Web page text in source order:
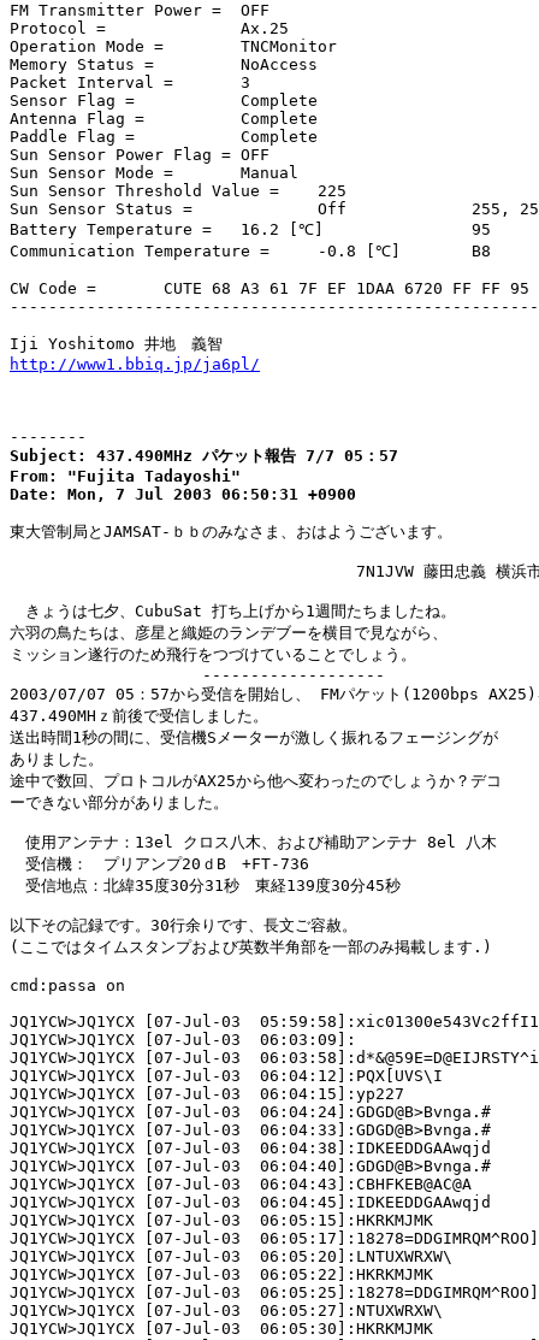
FM Transmitter Power =	OFF
Protocol =		Ax.25
Operation Mode =	TNCMonitor
Memory Status =		NoAccess
Packet Interval =	3
Sensor Flag =		Complete
Antenna Flag =		Complete
Paddle Flag =		Complete
Sun Sensor Power Flag =	OFF
Sun Sensor Mode =	Manual
Sun Sensor Threshold Value =	225
Sun Sensor Status =		Off		255, 255
Battery Temperature =	16.2 [℃]		95
Communication Temperature =	-0.8 [℃]	B8
CW Code = 	CUTE 68 A3 61 7F EF 1DAA 6720 FF FF 95 B8
http://www1.bbiq.jp/ja6pl/
--------
Subject: 437.490MHz パケット報告 7/7 05：57
From: "Fujita Tadayoshi"
Date: Mon, 7 Jul 2003 06:50:31 +0900
東大管制局とJAMSAT-ｂｂのみなさま、おはようございます。
7N1JVW 藤田忠義 横浜
きょうは七夕、CubuSat 打ち上げから1週間たちましたね。
六羽の鳥たちは、彦星と織姫のランデブーを横目で見ながら、
ミッション遂行のため飛行をつづけていることでしょう。
                    -------------------
2003/07/07 05：57から受信を開始し、 FMパケット(1200bps AX25)
437.490MHｚ前後で受信しました。
送出時間1秒の間に、受信機Sメーターが激しく振れるフェージングが
ありました。
途中で数回、プロトコルがAX25から他へ変わったのでしょうか？デコ
ーできない部分がありました。
使用アンテナ：13el クロス八木、および補助アンテナ 8el 八木
受信機：　プリアンプ20ｄB　+FT-736
受信地点：北緯35度30分31秒　東経139度30分45秒
以下その記録です。30行余りです、長文ご容赦。
(ここではタイムスタンプおよび英数半角部を一部のみ掲載します.)
cmd:passa on
JQ1YCW>JQ1YCX [07-Jul-03  05:59:58]:xic01300e543Vc2ffI1
JQ1YCW>JQ1YCX [07-Jul-03  06:03:09]:
JQ1YCW>JQ1YCX [07-Jul-03  06:03:58]:d*&@59E=D@EIJRSTY^i
JQ1YCW>JQ1YCX [07-Jul-03  06:04:12]:PQX[UVS\I
JQ1YCW>JQ1YCX [07-Jul-03  06:04:15]:yp227
JQ1YCW>JQ1YCX [07-Jul-03  06:04:24]:GDGD@B>Bvnga.#
JQ1YCW>JQ1YCX [07-Jul-03  06:04:33]:GDGD@B>Bvnga.#
JQ1YCW>JQ1YCX [07-Jul-03  06:04:38]:IDKEEDDGAAwqjd
JQ1YCW>JQ1YCX [07-Jul-03  06:04:40]:GDGD@B>Bvnga.#
JQ1YCW>JQ1YCX [07-Jul-03  06:04:43]:CBHFKEB@AC@A
JQ1YCW>JQ1YCX [07-Jul-03  06:04:45]:IDKEEDDGAAwqjd
JQ1YCW>JQ1YCX [07-Jul-03  06:05:15]:HKRKMJMK
JQ1YCW>JQ1YCX [07-Jul-03  06:05:17]:18278=DDGIMRQM^ROO]
JQ1YCW>JQ1YCX [07-Jul-03  06:05:20]:LNTUXWRXW\
JQ1YCW>JQ1YCX [07-Jul-03  06:05:22]:HKRKMJMK
JQ1YCW>JQ1YCX [07-Jul-03  06:05:25]:18278=DDGIMRQM^ROO]
JQ1YCW>JQ1YCX [07-Jul-03  06:05:27]:NTUXWRXW\
JQ1YCW>JQ1YCX [07-Jul-03  06:05:30]:HKRKMJMK